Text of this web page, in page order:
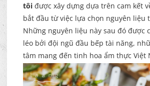
tôi được xây dựng dựa trên cam kết
bắt đầu từ việc lựa chọn nguyên liệu
Những nguyên liệu này sau đó được
léo bởi đội ngũ đầu bếp tài năng,
tâm mang đến tinh hoa ẩm thực Việt